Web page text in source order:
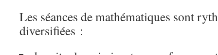
Les séances de mathématiques sont
diversifiées :